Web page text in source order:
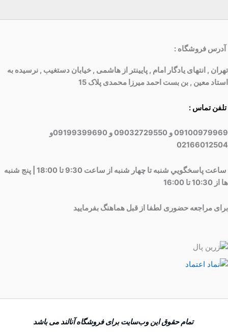
آدرس فروشگاه :
تهران , انتهای یادگار امام , پایینتر از هاشمی , خیابان دستغیب , نرسیده به
استاد معین , بن بست احمد میرزا محمدی پلاک 15
تلفن تماس :
09100979969 و 09032729550 و 09199399690و
02166012504
ساعت پاسخگويي شنبه تا چهار شنبه از ساعت 9:30 تا 18:00 | پنج شنبه
ها از 10:30 تا 16:00
برای مراجعه حضوری لطفا از قبل هماهنگ بفرمایید
تمام حقوق اين وب‌سايت برای فروشگاه آنالند می باشد